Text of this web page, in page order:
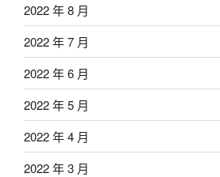
2022 年 8 月
2022 年 7 月
2022 年 6 月
2022 年 5 月
2022 年 4 月
2022 年 3 月